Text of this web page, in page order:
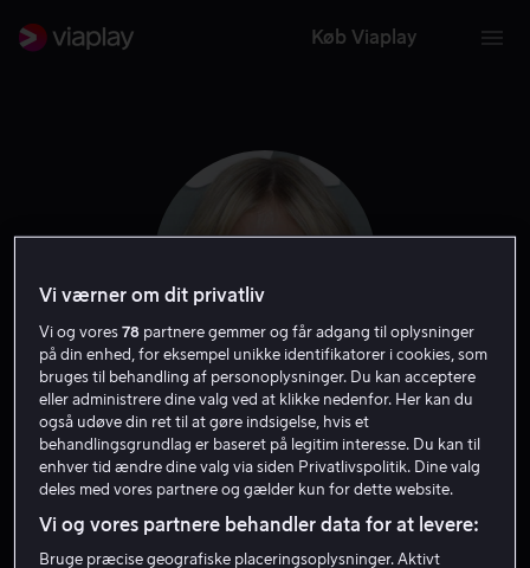
Køb Viaplay
Arden Myrin
Skuespiller Gæst
Vi værner om dit privatliv
Vi og vores78 partnere gemmer og får adgang til oplysninger
på din enhed, for eksempel unikke identifikatorer i cookies, som
bruges til behandling af personoplysninger. Du kan acceptere
eller administrere dine valg ved at klikke nedenfor. Her kan du
også udøve din ret til at gøre indsigelse, hvis et
behandlingsgrundlag er baseret på legitim interesse. Du kan til
enhver tid ændre dine valg via siden Privatlivspolitik. Dine valg
deles med vores partnere og gælder kun for dette website.
Vi og vores partnere behandler data for at levere:
Bruge præcise geografiske placeringsoplysninger. Aktivt